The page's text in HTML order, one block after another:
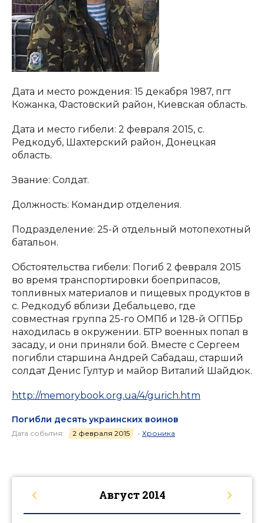
Дата и место рождения: 15 декабря 1987, пгт
Кожанка, Фастовский район, Киевская область.
Дата и место гибели: 2 февраля 2015, с.
Редкодуб, Шахтерский район, Донецкая
область.
Звание: Солдат.
Должность: Командир отделения.
Подразделение: 25-й отдельный мотопехотный
батальон.
Обстоятельства гибели: Погиб 2 февраля 2015
во время транспортировки боеприпасов,
топливных материалов и пищевых продуктов в
с. Редкодуб вблизи Дебальцево, где
совместная группа 25-го ОМПб и 128-й ОГПБр
находилась в окружении. БТР военных попал в
засаду, и они приняли бой. Вместе с Сергеем
погибли старшина Андрей Сабадаш, старший
солдат Денис Гултур и майор Виталий Шайдюк.
http://memorybook.org.ua/4/gurich.htm
Погибли десять украинских воинов
Дата события: 2 февраля 2015 • Хроника
Август 2014